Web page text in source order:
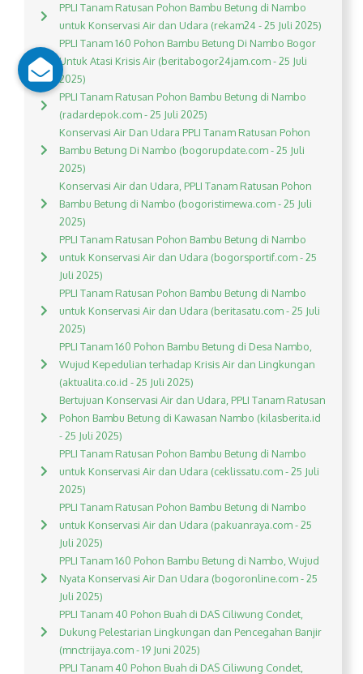
PPLI Tanam Ratusan Pohon Bambu Betung di Nambo
untuk Konservasi Air dan Udara (rekam24 - 25 Juli 2025)
PPLI Tanam 160 Pohon Bambu Betung Di Nambo Bogor
Untuk Atasi Krisis Air (beritabogor24jam.com - 25 Juli
2025)
PPLI Tanam Ratusan Pohon Bambu Betung di Nambo
(radardepok.com - 25 Juli 2025)
Konservasi Air Dan Udara PPLI Tanam Ratusan Pohon
Bambu Betung Di Nambo (bogorupdate.com - 25 Juli
2025)
Konservasi Air dan Udara, PPLI Tanam Ratusan Pohon
Bambu Betung di Nambo (bogoristimewa.com - 25 Juli
2025)
PPLI Tanam Ratusan Pohon Bambu Betung di Nambo
untuk Konservasi Air dan Udara (bogorsportif.com - 25
Juli 2025)
PPLI Tanam Ratusan Pohon Bambu Betung di Nambo
untuk Konservasi Air dan Udara (beritasatu.com - 25 Juli
2025)
PPLI Tanam 160 Pohon Bambu Betung di Desa Nambo,
Wujud Kepedulian terhadap Krisis Air dan Lingkungan
(aktualita.co.id - 25 Juli 2025)
Bertujuan Konservasi Air dan Udara, PPLI Tanam Ratusan
Pohon Bambu Betung di Kawasan Nambo (kilasberita.id
- 25 Juli 2025)
PPLI Tanam Ratusan Pohon Bambu Betung di Nambo
untuk Konservasi Air dan Udara (ceklissatu.com - 25 Juli
2025)
PPLI Tanam Ratusan Pohon Bambu Betung di Nambo
untuk Konservasi Air dan Udara (pakuanraya.com - 25
Juli 2025)
PPLI Tanam 160 Pohon Bambu Betung di Nambo, Wujud
Nyata Konservasi Air Dan Udara (bogoronline.com - 25
Juli 2025)
PPLI Tanam 40 Pohon Buah di DAS Ciliwung Condet,
Dukung Pelestarian Lingkungan dan Pencegahan Banjir
(mnctrijaya.com - 19 Juni 2025)
PPLI Tanam 40 Pohon Buah di DAS Ciliwung Condet,